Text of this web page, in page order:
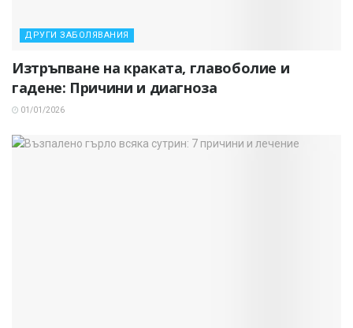
ДРУГИ ЗАБОЛЯВАНИЯ
Изтръпване на краката, главоболие и
гадене: Причини и диагноза
01/01/2026